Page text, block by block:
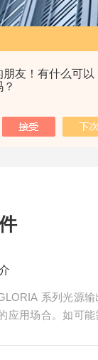
友！有什么可以
系列光源
应用场合。如可